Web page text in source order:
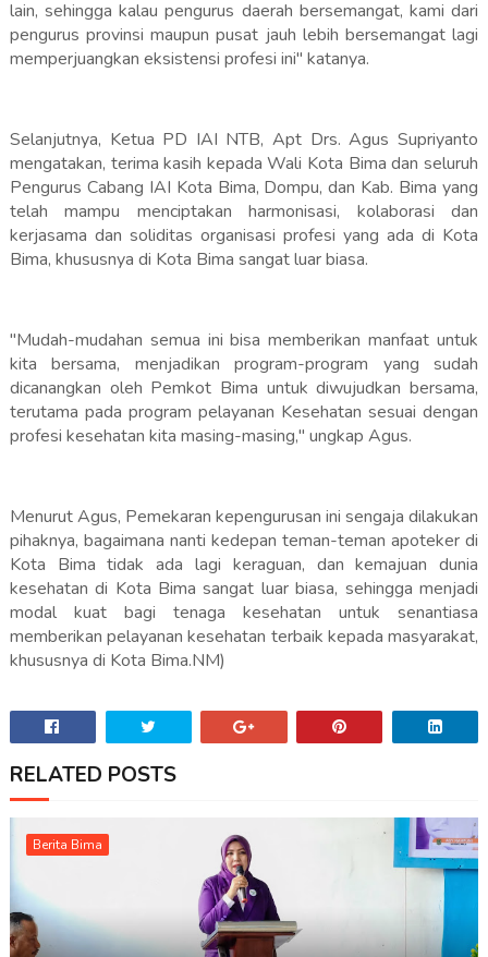
lain, sehingga kalau pengurus daerah bersemangat, kami dari
pengurus provinsi maupun pusat jauh lebih bersemangat lagi
memperjuangkan eksistensi profesi ini" katanya.
Selanjutnya, Ketua PD IAI NTB, Apt Drs. Agus Supriyanto
mengatakan, terima kasih kepada Wali Kota Bima dan seluruh
Pengurus Cabang IAI Kota Bima, Dompu, dan Kab. Bima yang
telah mampu menciptakan harmonisasi, kolaborasi dan
kerjasama dan soliditas organisasi profesi yang ada di Kota
Bima, khususnya di Kota Bima sangat luar biasa.
"Mudah-mudahan semua ini bisa memberikan manfaat untuk
kita bersama, menjadikan program-program yang sudah
dicanangkan oleh Pemkot Bima untuk diwujudkan bersama,
terutama pada program pelayanan Kesehatan sesuai dengan
profesi kesehatan kita masing-masing," ungkap Agus.
Menurut Agus, Pemekaran kepengurusan ini sengaja dilakukan
pihaknya, bagaimana nanti kedepan teman-teman apoteker di
Kota Bima tidak ada lagi keraguan, dan kemajuan dunia
kesehatan di Kota Bima sangat luar biasa, sehingga menjadi
modal kuat bagi tenaga kesehatan untuk senantiasa
memberikan pelayanan kesehatan terbaik kepada masyarakat,
khususnya di Kota Bima.NM)
RELATED POSTS
Berita Bima